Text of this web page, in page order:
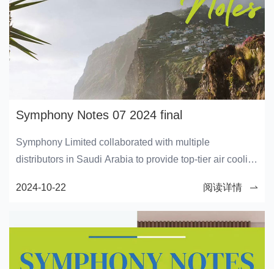
Symphony Notes 07 2024 final
Symphony Limited collaborated with multiple
distributors in Saudi Arabia to provide top-tier air cooling
partnerships, the US brand of Symphony, BONAIRE,
was introduced in a range of electronics and hardware
stores across the kingdom.
2024-10-22 阅读详情